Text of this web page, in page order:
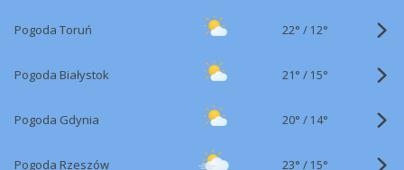
Pogoda Toruń 22° / 12°
Pogoda Białystok 21° / 15°
Pogoda Gdynia 20° / 14°
Pogoda Rzeszów 23° / 15°